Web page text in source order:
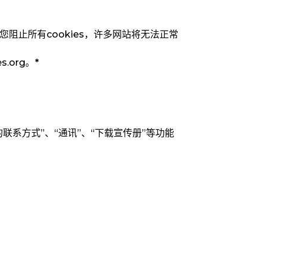
阻止所有cookies，许多网站将无法正常
。 *
方式”、“通讯”、“下载宣传册”等功能